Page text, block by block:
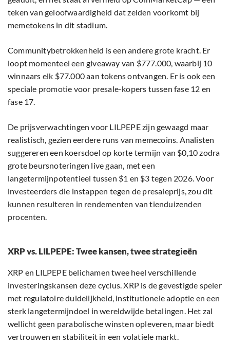
teken van geloofwaardigheid dat zelden voorkomt bij
memetokens in dit stadium.
Communitybetrokkenheid is een andere grote kracht. Er
loopt momenteel een giveaway van $777.000, waarbij 10
winnaars elk $77.000 aan tokens ontvangen. Er is ook een
speciale promotie voor presale-kopers tussen fase 12 en
fase 17.
De prijsverwachtingen voor LILPEPE zijn gewaagd maar
realistisch, gezien eerdere runs van memecoins. Analisten
suggereren een koersdoel op korte termijn van $0,10 zodra
grote beursnoteringen live gaan, met een
langetermijnpotentieel tussen $1 en $3 tegen 2026. Voor
investeerders die instappen tegen de presaleprijs, zou dit
kunnen resulteren in rendementen van tienduizenden
procenten.
XRP vs. LILPEPE: Twee kansen, twee strategieën
XRP en LILPEPE belichamen twee heel verschillende
investeringskansen deze cyclus. XRP is de gevestigde speler
met regulatoire duidelijkheid, institutionele adoptie en een
sterk langetermijndoel in wereldwijde betalingen. Het zal
wellicht geen parabolische winsten opleveren, maar biedt
vertrouwen en stabiliteit in een volatiele markt.